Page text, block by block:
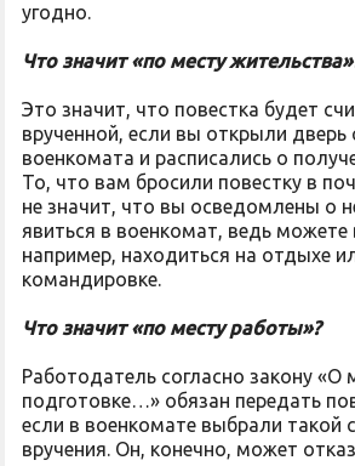
угодно.
Что значит «по месту
Это значит, что повестка будет
врученной, если вы открыли дверь
военкомата и расписались о
То, что вам бросили повестку в
не значит, что вы осведомлены о
явиться в военкомат, ведь можете
например, находиться на отдыхе
командировке.
Что значит «по месту работы»?
Работодатель согласно закону «О
подготовке…» обязан передать
если в военкомате выбрали такой
вручения. Он, конечно, может